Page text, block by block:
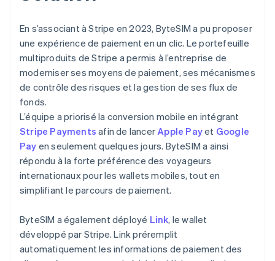
En s’associant à Stripe en 2023, ByteSIM a pu proposer
une expérience de paiement en un clic. Le portefeuille
multiproduits de Stripe a permis à l’entreprise de
moderniser ses moyens de paiement, ses mécanismes
de contrôle des risques et la gestion de ses flux de
fonds.
L’équipe a priorisé la conversion mobile en intégrant
Stripe Payments afin de lancer Apple Payet Google
Pay en seulement quelques jours. ByteSIM a ainsi
répondu à la forte préférence des voyageurs
internationaux pour les wallets mobiles, tout en
simplifiant le parcours de paiement.
ByteSIM a également déployé Link, le wallet
développé par Stripe. Link préremplit
automatiquement les informations de paiement des